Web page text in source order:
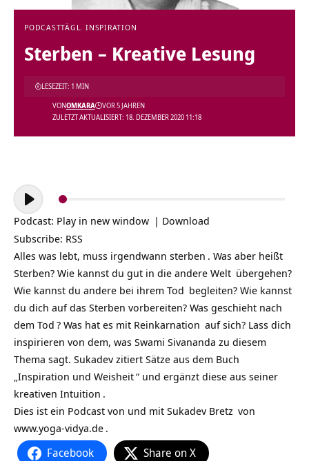
PODCASTTÄGL. INSPIRATION
Sterben – Kreative Lesung
ZULETZT AKTUALISIERT: 18. DEZEMBER 2020 11:18
VONOMKARA VOR 5 JAHREN
LESEZEIT: 1 MIN
Audio-
Player
Podcast: Play in new window | Download
Subscribe: RSS
Alles was lebt, muss irgendwann sterben . Was aber heißt
Sterben? Wie kannst du gut in die andere Welt übergehen?
Wie kannst du andere bei ihrem Tod begleiten? Wie kannst
du dich auf das Sterben vorbereiten? Was geschieht nach
dem Tod ? Was hat es mit Reinkarnation auf sich? Lass dich
inspirieren von dem, was Swami Sivananda zu diesem
Thema sagt. Sukadev zitiert Sätze aus dem Buch
„Inspiration und Weisheit“ und ergänzt diese aus seiner
kreativen Intuition .
Dies ist ein Podcast von und mit Sukadev Bretz von
www.yoga-vidya.de .
Facebook Share on X